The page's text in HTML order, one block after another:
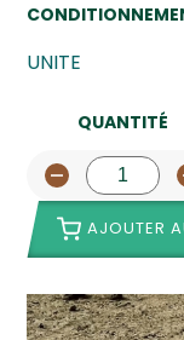
UNITE
QUANTITÉ
AJOUTER